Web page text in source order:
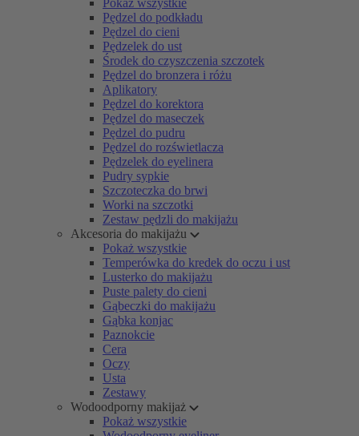
Pokaż wszystkie
Pędzel do podkładu
Pędzel do cieni
Pędzelek do ust
Środek do czyszczenia szczotek
Pędzel do bronzera i różu
Aplikatory
Pędzel do korektora
Pędzel do maseczek
Pędzel do pudru
Pędzel do rozświetlacza
Pędzelek do eyelinera
Pudry sypkie
Szczoteczka do brwi
Worki na szczotki
Zestaw pędzli do makijażu
Akcesoria do makijażu
Pokaż wszystkie
Temperówka do kredek do oczu i ust
Lusterko do makijażu
Puste palety do cieni
Gąbeczki do makijażu
Gąbka konjac
Paznokcie
Cera
Oczy
Usta
Zestawy
Wodoodporny makijaż
Pokaż wszystkie